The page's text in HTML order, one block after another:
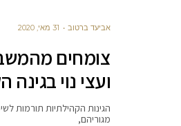
אביעד ברטוב 31 מאי, 2020
צומחים
ועצי נוי
הגינות הקהילתיות תורמות
מגוריהם,